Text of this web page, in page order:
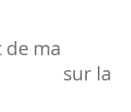
ma
sur la